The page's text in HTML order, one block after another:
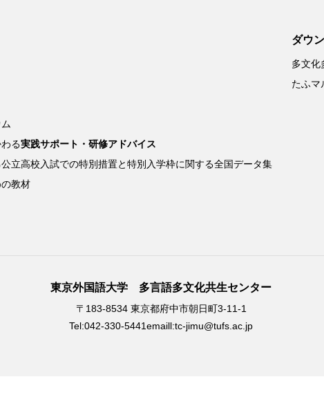
る実践サポート・研修アドバイス
立高校入試での特別措置と特別入学枠に関する全国データ集
教材
ダウ
多文化
たふマ
東京外国語大学 多言語多文化共生センター
〒183-8534 東京都府中市朝日町3-11-1
Tel:042-330-5441emaill:tc-jimu@tufs.ac.jp